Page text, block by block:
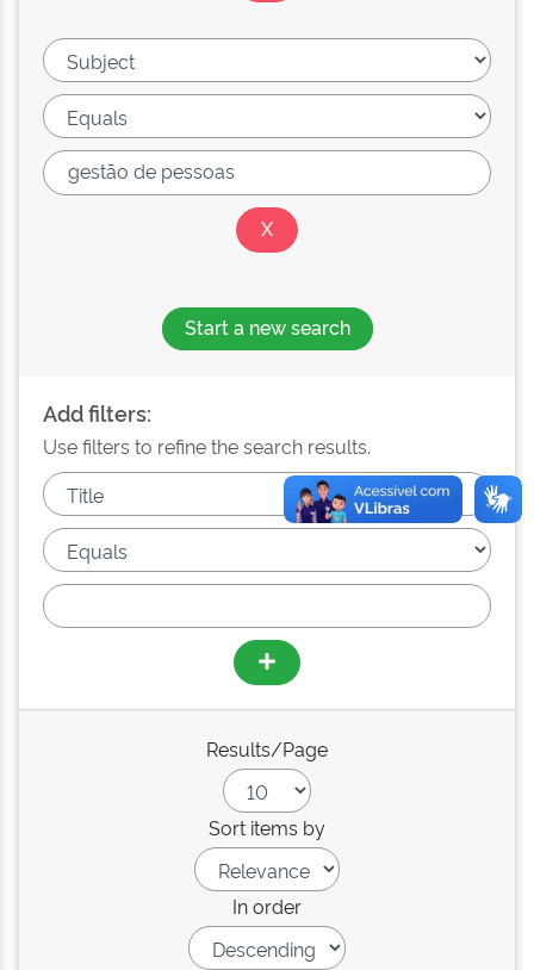
Start a new search
Add filters:
Use filters to refine the search results.
Results/Page
Sort items by
In order